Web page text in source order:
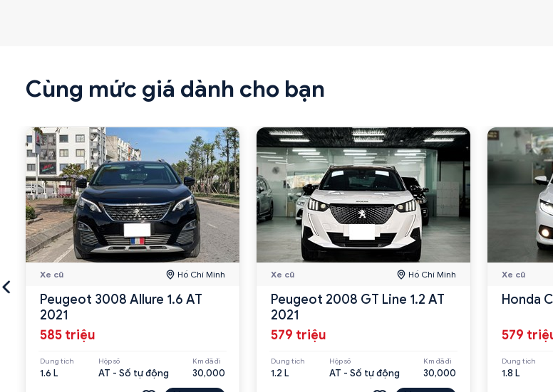
Cùng mức giá dành cho bạn
Xe cũ Hồ Chí Minh
Peugeot 3008 Allure 1.6 AT
2021
585 triệu
Dung tích
1.6 L
Hộp số
AT - Số tự động
Km đã đi
30,000
Xe cũ Hồ Chí Minh
Peugeot 2008 GT Line 1.2 AT
2021
579 triệu
Dung tích
1.2 L
Hộp số
AT - Số tự động
Km đã đi
30,000
Xe cũ
Honda
579
Dung tích
1.8 L